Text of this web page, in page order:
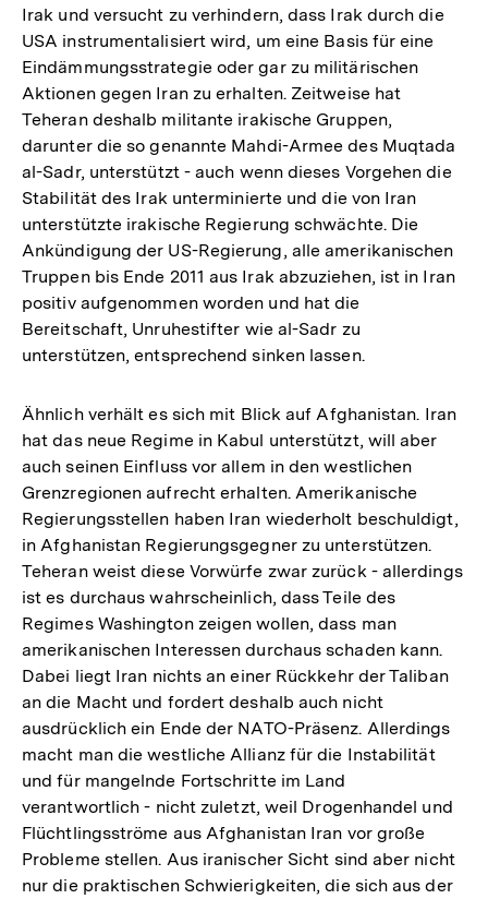
Irak und versucht zu verhindern, dass Irak durch die
USA instrumentalisiert wird, um eine Basis für eine
Eindämmungsstrategie oder gar zu militärischen
Aktionen gegen Iran zu erhalten. Zeitweise hat
Teheran deshalb militante irakische Gruppen,
darunter die so genannte Mahdi-Armee des Muqtada
al-Sadr, unterstützt - auch wenn dieses Vorgehen die
Stabilität des Irak unterminierte und die von Iran
unterstützte irakische Regierung schwächte. Die
Ankündigung der US-Regierung, alle amerikanischen
Truppen bis Ende 2011 aus Irak abzuziehen, ist in Iran
positiv aufgenommen worden und hat die
Bereitschaft, Unruhestifter wie al-Sadr zu
unterstützen, entsprechend sinken lassen.
Ähnlich verhält es sich mit Blick auf Afghanistan. Iran
hat das neue Regime in Kabul unterstützt, will aber
auch seinen Einfluss vor allem in den westlichen
Grenzregionen aufrecht erhalten. Amerikanische
Regierungsstellen haben Iran wiederholt beschuldigt,
in Afghanistan Regierungsgegner zu unterstützen.
Teheran weist diese Vorwürfe zwar zurück - allerdings
ist es durchaus wahrscheinlich, dass Teile des
Regimes Washington zeigen wollen, dass man
amerikanischen Interessen durchaus schaden kann.
Dabei liegt Iran nichts an einer Rückkehr der Taliban
an die Macht und fordert deshalb auch nicht
ausdrücklich ein Ende der NATO-Präsenz. Allerdings
macht man die westliche Allianz für die Instabilität
und für mangelnde Fortschritte im Land
verantwortlich - nicht zuletzt, weil Drogenhandel und
Flüchtlingsströme aus Afghanistan Iran vor große
Probleme stellen. Aus iranischer Sicht sind aber nicht
nur die praktischen Schwierigkeiten, die sich aus der